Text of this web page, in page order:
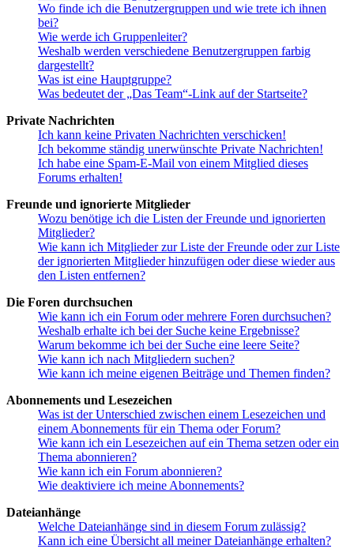
Wo finde ich die Benutzergruppen und wie trete ich ihnen
bei?
Wie werde ich Gruppenleiter?
Weshalb werden verschiedene Benutzergruppen farbig
dargestellt?
Was ist eine Hauptgruppe?
Was bedeutet der „Das Team“-Link auf der Startseite?
Private Nachrichten
Ich kann keine Privaten Nachrichten verschicken!
Ich bekomme ständig unerwünschte Private Nachrichten!
Ich habe eine Spam-E-Mail von einem Mitglied dieses
Forums erhalten!
Freunde und ignorierte Mitglieder
Wozu benötige ich die Listen der Freunde und ignorierten
Mitglieder?
Wie kann ich Mitglieder zur Liste der Freunde oder zur Liste
der ignorierten Mitglieder hinzufügen oder diese wieder aus
den Listen entfernen?
Die Foren durchsuchen
Wie kann ich ein Forum oder mehrere Foren durchsuchen?
Weshalb erhalte ich bei der Suche keine Ergebnisse?
Warum bekomme ich bei der Suche eine leere Seite?
Wie kann ich nach Mitgliedern suchen?
Wie kann ich meine eigenen Beiträge und Themen finden?
Abonnements und Lesezeichen
Was ist der Unterschied zwischen einem Lesezeichen und
einem Abonnements für ein Thema oder Forum?
Wie kann ich ein Lesezeichen auf ein Thema setzen oder ein
Thema abonnieren?
Wie kann ich ein Forum abonnieren?
Wie deaktiviere ich meine Abonnements?
Dateianhänge
Welche Dateianhänge sind in diesem Forum zulässig?
Kann ich eine Übersicht all meiner Dateianhänge erhalten?